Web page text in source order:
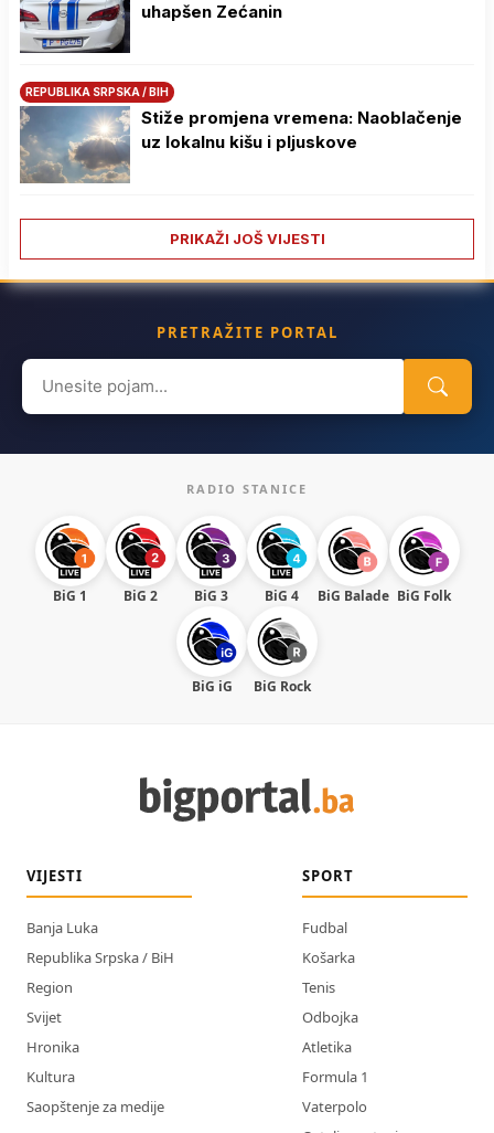
uhapšen Zećanin
REPUBLIKA SRPSKA / BIH
Stiže promjena vremena: Naoblačenje
uz lokalnu kišu i pljuskove
PRIKAŽI JOŠ VIJESTI
PRETRAŽITE PORTAL
Search
for:
RADIO STANICE
BiG 1 BiG 2 BiG 3 BiG 4 BiG Balade BiG Folk
BiG iG BiG Rock
VIJESTI
Banja Luka
Republika Srpska / BiH
Region
Svijet
Hronika
Kultura
Saopštenje za medije
SPORT
Fudbal
Košarka
Tenis
Odbojka
Atletika
Formula 1
Vaterpolo